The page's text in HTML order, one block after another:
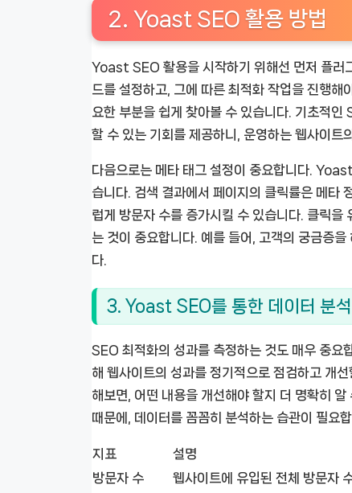
2. Yoast SEO 활용 방법
Yoast SEO 활용을 시작하기 위해선 먼저 플러
드를 설정하고, 그에 따른 최적화 작업을 진행
요한 부분을 쉽게 찾아볼 수 있습니다. 기초적
할 수 있는 기회를 제공하니, 운영하는 웹사이트
다음으로는 메타 태그 설정이 중요합니다.
습니다. 검색 결과에서 페이지의 클릭률은 메타
럽게 방문자 수를 증가시킬 수 있습니다. 클릭
는 것이 중요합니다. 예를 들어, 고객의 궁금증
다.
3. Yoast SEO를 통한 데이터 분석
SEO 최적화의 성과를 측정하는 것도 매우 중
해 웹사이트의 성과를 정기적으로 점검하고 개
해보면, 어떤 내용을 개선해야 할지 더 명확히
때문에, 데이터를 꼼꼼히 분석하는 습관이 필요합
지표 설명
방문자 수
웹사이트에 유입된 전체 방문자